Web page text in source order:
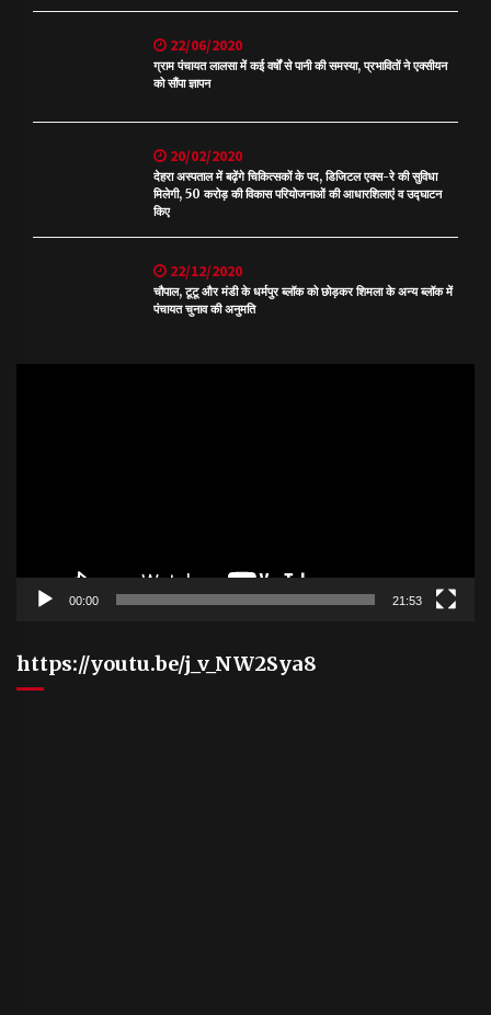
22/06/2020
ग्राम पंचायत लालसा में कई वर्षों से पानी की समस्या, प्रभावितों ने एक्सीयन
को सौंपा ज्ञापन
20/02/2020
देहरा अस्पताल में बढ़ेंगे चिकित्सकों के पद, डिजिटल एक्स-रे की सुविधा
मिलेगी, 50 करोड़ की विकास परियोजनाओं की आधारशिलाएं व उद्घाटन
किए
22/12/2020
चौपाल, टूटू और मंडी के धर्मपुर ब्लॉक को छोड़कर शिमला के अन्य ब्लॉक में
पंचायत चुनाव की अनुमति
00:00 21:53
https://youtu.be/j_v_NW2Sya8